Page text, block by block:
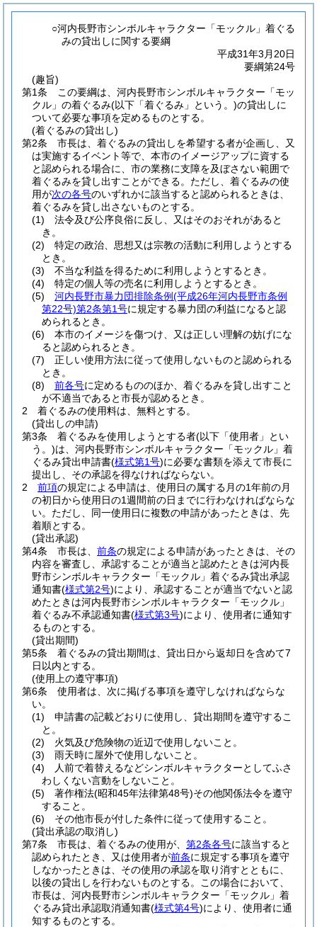
○河内長野市シンボルキャラクター「モックル」着ぐる
みの貸出しに関する要綱
平成31年3月20日
要綱第24号
(趣旨)
第1条
この要綱は、河内長野市シンボルキャラクター「モッ
クル」の着ぐるみ(以下「着ぐるみ」という。)の貸出しに
ついて必要な事項を定めるものとする。
(着ぐるみの貸出し)
第2条
市長は、着ぐるみの貸出しを希望する者が企画し、又
は実施するイベント等で、本市のイメージアップに資する
と認められる場合に、市の業務に支障を及ぼさない範囲で
着ぐるみを貸し出すことができる。 ただし、着ぐるみの使
用が次の各号のいずれかに該当すると認められるときは、
着ぐるみを貸し出さないものとする。
(1)
法令及び公序良俗に反し、又はそのおそれがあると
き。
(2)
特定の政治、思想又は宗教の活動に利用しようとする
とき。
(3)
不当な利益を得るために利用しようとするとき。
(4)
特定の個人等の売名に利用しようとするとき。
(5)
河内長野市暴力団排除条例(平成26年河内長野市条例
第22号)第2条第1号に規定する暴力団の利益になると認
められるとき。
(6)
本市のイメージを傷つけ、又は正しい理解の妨げにな
ると認められるとき。
(7)
正しい使用方法に従って使用しないものと認められる
とき。
(8)
前各号に定めるもののほか、着ぐるみを貸し出すこと
が不適当であると市長が認めるとき。
2
着ぐるみの使用料は、無料とする。
(貸出しの申請)
第3条
着ぐるみを使用しようとする者(以下「使用者」とい
う。)は、河内長野市シンボルキャラクター「モックル」着
ぐるみ貸出申請書(様式第1号)に必要な書類を添えて市長に
提出し、その承認を得なければならない。
2
前項の規定による申請は、使用日の属する月の1年前の月
の初日から使用日の1週間前の日までに行わなければならな
い。 ただし、同一使用日に複数の申請があったときは、先
着順とする。
(貸出承認)
第4条
市長は、 前条の規定による申請があったときは、その
内容を審査し、承認することが適当と認めたときは河内長
野市シンボルキャラクター「モックル」着ぐるみ貸出承認
通知書(様式第2号)により、承認することが適当でないと認
めたときは河内長野市シンボルキャラクター「モックル」
着ぐるみ不承認通知書(様式第3号)により、使用者に通知す
るものとする。
(貸出期間)
第5条
着ぐるみの貸出期間は、貸出日から返却日を含めて7
日以内とする。
(使用上の遵守事項)
第6条
使用者は、次に掲げる事項を遵守しなければならな
い。
(1)
申請書の記載どおりに使用し、貸出期間を遵守するこ
と。
(2)
火気及び危険物の近辺で使用しないこと。
(3)
雨天時に屋外で使用しないこと。
(4)
人前で着替えるなどシンボルキャラクターとしてふさ
わしくない言動をしないこと。
(5)
著作権法(昭和45年法律第48号)その他関係法令を遵守
すること。
(6)
その他市長が付した条件に従って使用すること。
(貸出承認の取消し)
第7条
市長は、着ぐるみの使用が、 第2条各号に該当すると
認められたとき、又は使用者が前条に規定する事項を遵守
しなかったときは、その使用の承認を取り消すとともに、
以後の貸出しを行わないものとする。
この場合において、
市長は、河内長野市シンボルキャラクター「モックル」着
ぐるみ貸出承認取消通知書(様式第4号)により、使用者に通
知するものとする。